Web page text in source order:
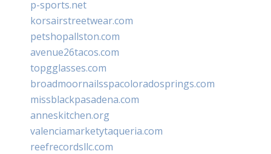
p-sports.net
korsairstreetwear.com
petshopallston.com
avenue26tacos.com
topgglasses.com
broadmoornailsspacoloradosprings.com
missblackpasadena.com
anneskitchen.org
valenciamarketytaqueria.com
reefrecordsllc.com